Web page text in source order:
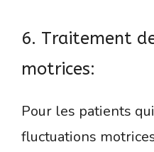
6. Traitement
motrices:
Pour les patients
fluctuations